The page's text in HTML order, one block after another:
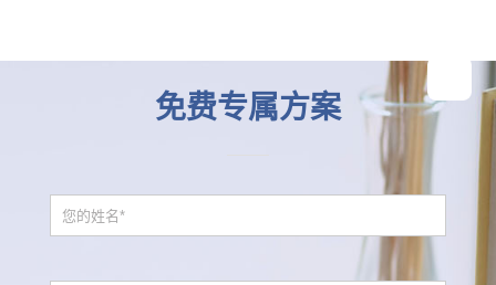
免费专属方案